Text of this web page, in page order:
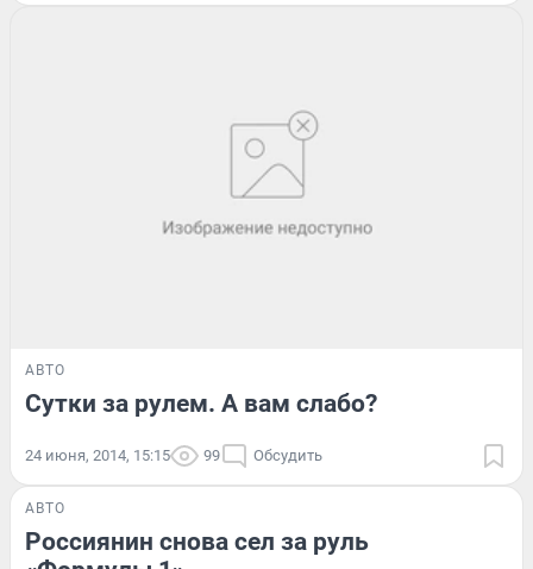
АВТО
Сутки за рулем. А вам слабо?
24 июня, 2014, 15:15 99 Обсудить
АВТО
Россиянин снова сел за руль